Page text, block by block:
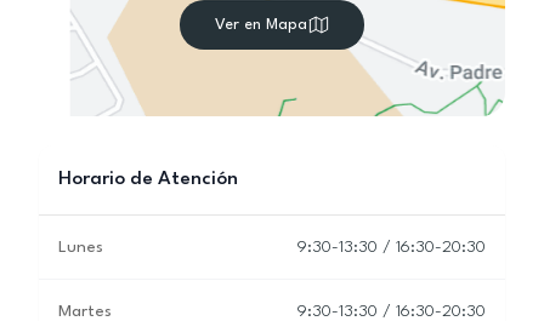
Ver en Mapa
Horario de Atención
Lunes 9:30-13:30 / 16:30-20:30
Martes 9:30-13:30 / 16:30-20:30